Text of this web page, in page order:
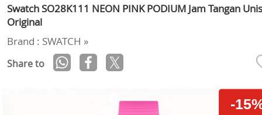
Swatch SO28K111 NEON PINK PODIUM Jam Tangan
Original
Brand : SWATCH »
Share to
-